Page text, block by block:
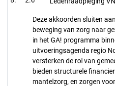
Deze akkoorden sluiten
beweging van zorg naar
in het GA! programma
uitvoeringsagenda regio
versterken de rol van
bieden structurele
mantelzorg, en zorgen